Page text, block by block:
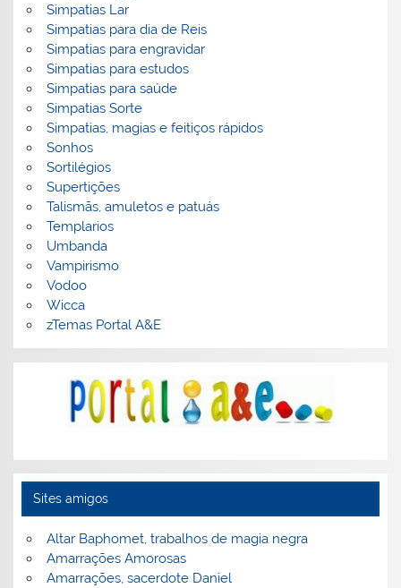
Simpatias Lar
Simpatias para dia de Reis
Simpatias para engravidar
Simpatias para estudos
Simpatias para saúde
Simpatias Sorte
Simpatias, magias e feitiços rápidos
Sonhos
Sortilégios
Supertições
Talismãs, amuletos e patuás
Templarios
Umbanda
Vampirismo
Vodoo
Wicca
zTemas Portal A&E
Sites amigos
Altar Baphomet, trabalhos de magia negra
Amarrações Amorosas
Amarrações, sacerdote Daniel